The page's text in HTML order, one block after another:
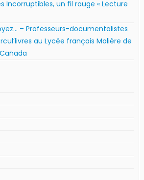
Incorruptibles, un fil rouge « Lecture
– Professeurs-documentalistes
au Lycée français Molière de